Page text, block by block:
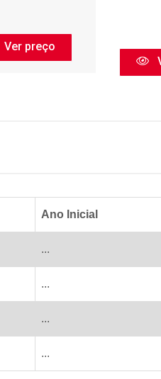
Ver preço
Ano Inicial
...
...
...
...